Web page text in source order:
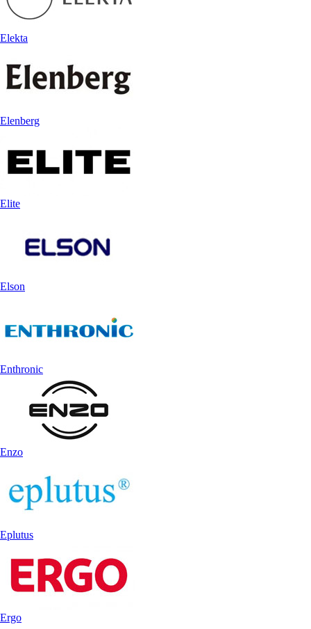
Elekta
Elenberg
Elite
Elson
Enthronic
Enzo
Eplutus
Ergo